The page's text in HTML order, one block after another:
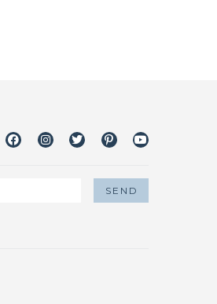
FacebookInstagramTwitterPinterestYoutube